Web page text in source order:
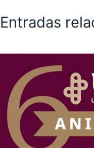
Entradas